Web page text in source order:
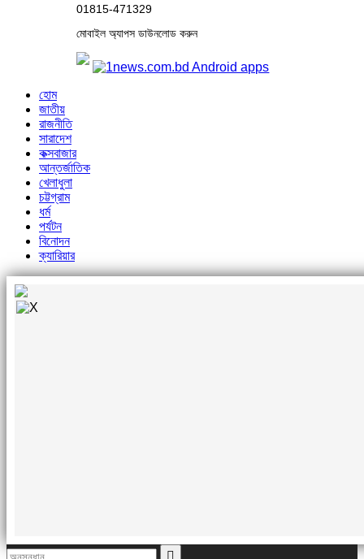
01815-471329
মোবাইল অ্যাপস ডাউনলোড করুন
হোম
জাতীয়
রাজনীতি
সারাদেশ
কক্সবাজার
আন্তর্জাতিক
খেলাধুলা
চট্টগ্রাম
ধর্ম
পর্যটন
বিনোদন
ক্যারিয়ার